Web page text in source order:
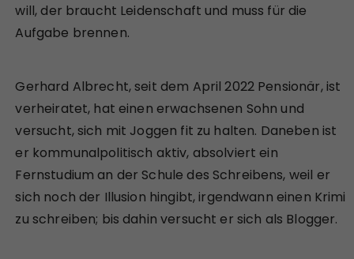
will, der braucht Leidenschaft und muss für die
Aufgabe brennen.
Gerhard Albrecht, seit dem April 2022 Pensionär, ist
verheiratet, hat einen erwachsenen Sohn und
versucht, sich mit Joggen fit zu halten. Daneben ist
er kommunalpolitisch aktiv, absolviert ein
Fernstudium an der Schule des Schreibens, weil er
sich noch der Illusion hingibt, irgendwann einen Krimi
zu schreiben; bis dahin versucht er sich als Blogger.